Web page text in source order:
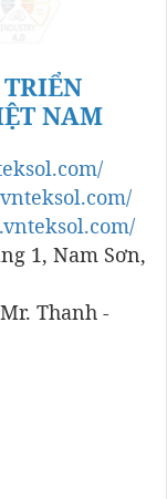
NAM
1, Nam Sơn,
Thanh -